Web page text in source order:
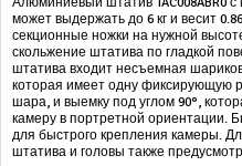
может выдержать до 6 кг и весит
секционные ножки на нужной
скольжение штатива по гладкой
штатива входит несъемная
которая имеет одну фиксирующую
шара, и выемку под углом 90°,
камеру в портретной ориентации.
для быстрого крепления камеры.
штатива и головы также